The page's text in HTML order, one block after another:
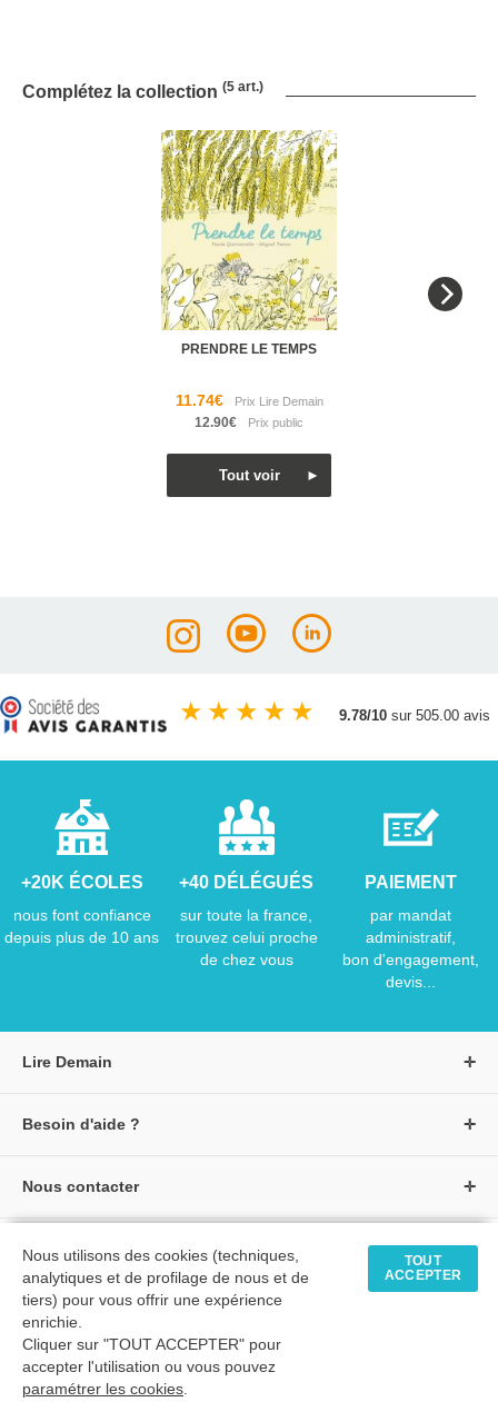
Complétez la collection (5 art.)
PRENDRE LE TEMPS
11.74€
12.90€
★ ★ ★ ★ ★ 9.78/10 sur 505.00 avis
+20K ÉCOLES
nous font confiance
depuis plus de 10 ans
+40 DÉLÉGUÉS
sur toute la france,
trouvez celui proche
de chez vous
PAIEMENT
par mandat
administratif,
bon d'engagement,
devis...
Lire Demain
Créer un compte
★ Avis clients vérifiés
Besoin d'aide ?
Livraisons et retours
Tarifs négociés
Comment passer commande
Mon compte
Nous contacter
Formulaire de contact
Siège social
Tous nos livres
Livres petite enfance
Livres maternelle
Livres élémentaire
Livres collège
© 2026 - LIRE DEMAIN
C.G.U | C.G.V | Plan du site
Nous utilisons des cookies (techniques,
analytiques et de profilage de nous et de
tiers) pour vous offrir une expérience
enrichie.
Cliquer sur "TOUT ACCEPTER" pour
accepter l'utilisation ou vous pouvez
paramétrer les cookies.
TOUT
ACCEPTER